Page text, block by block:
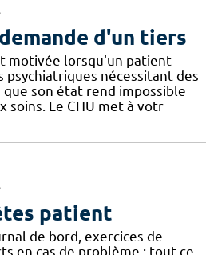
d'un tiers
motivée lorsqu'un patient
nécessitant des
que son état rend impossible
soins. Le CHU met à votr
patient
de bord, exercices de
en cas de problème : tout ce